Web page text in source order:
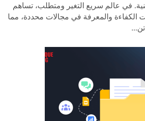
في عالم سريع التغير ومتطلب، تساهم
الكفاءة والمعرفة في مجالات محددة، مما